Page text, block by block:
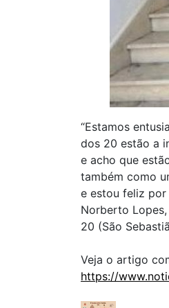
“Estamos
dos 20 estão a
e acho que
também como
e estou feliz por
Norberto
20 (São
Veja o artigo
https://